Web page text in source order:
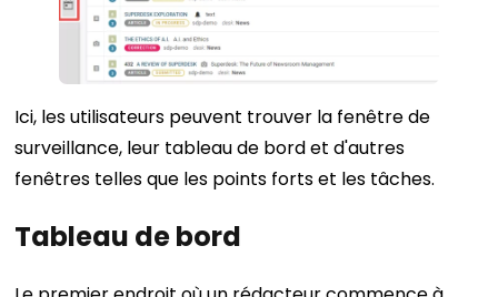
Ici, les utilisateurs peuvent trouver la fenêtre de
surveillance, leur tableau de bord et d'autres
fenêtres telles que les points forts et les tâches.
Tableau de bord